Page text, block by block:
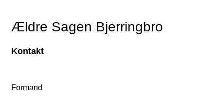
Ældre Sagen Bjerringbro
Kontakt
Formand